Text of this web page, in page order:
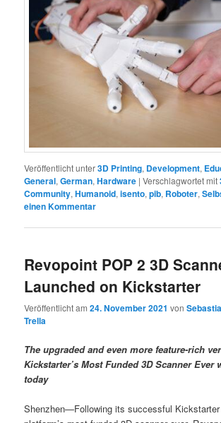
Veröffentlicht unter3D Printing, Development,
General,German,Hardware |Verschlagwortet mit
Community,Humanoid,isento,pib, Roboter,
einen Kommentar
Revopoint POP 2 3D
Launched on Kickstarter
Veröffentlicht am24. November 2021 von
Trella
The upgraded and even more feature-rich
Kickstarter’s Most Funded 3D Scanner Ever
today
Shenzhen—Following its successful